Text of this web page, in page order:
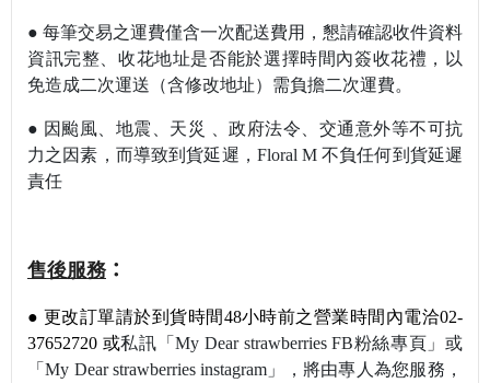
● 每筆交易之運費僅含一次配送費用，懇請確認收件資料
資訊完整 、收花地址是否能於選擇時間內簽收花禮，以
免造成二次運送（含修改地址）需負擔二次運費。
● 因颱風、地震、天災 、政府法令、交通意外等不可抗
力之因素，而導致到貨延遲， Floral M不負任何到貨延遲
責任
售後服務：
● 更改訂單請於到貨時間48小時前之營業時間內電洽02-
37652720 或私訊 「My Dear strawberries FB粉絲專頁」或
「My Dear strawberries instagram」，將由專人為您服務，